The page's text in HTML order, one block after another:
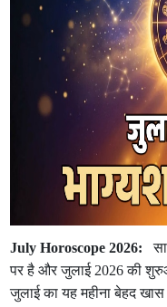
July Horoscope 2026:
पर है और जुलाई 2026 की
जुलाई का यह महीना बेहद खास